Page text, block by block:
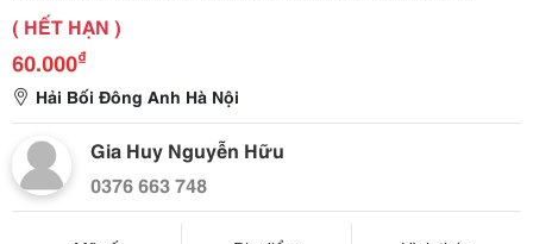
( HẾT HẠN )
60.000₫
Hải Bối Đông Anh Hà Nội
Gia Huy Nguyễn Hữu
0376 663 748